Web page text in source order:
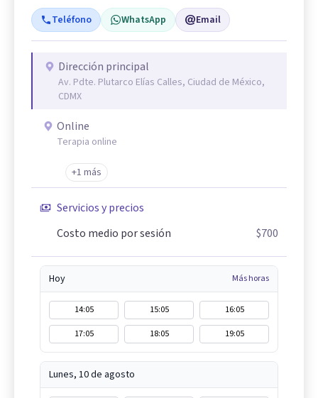
Teléfono WhatsApp Email
Dirección principal
Av. Pdte. Plutarco Elías Calles, Ciudad de México,
CDMX
Online
Terapia online
+1 más
Servicios y precios
Costo medio por sesión
$700
Hoy Más horas
14:05 15:05
16:05
17:05
18:05 19:05
Lunes, 10 de agosto